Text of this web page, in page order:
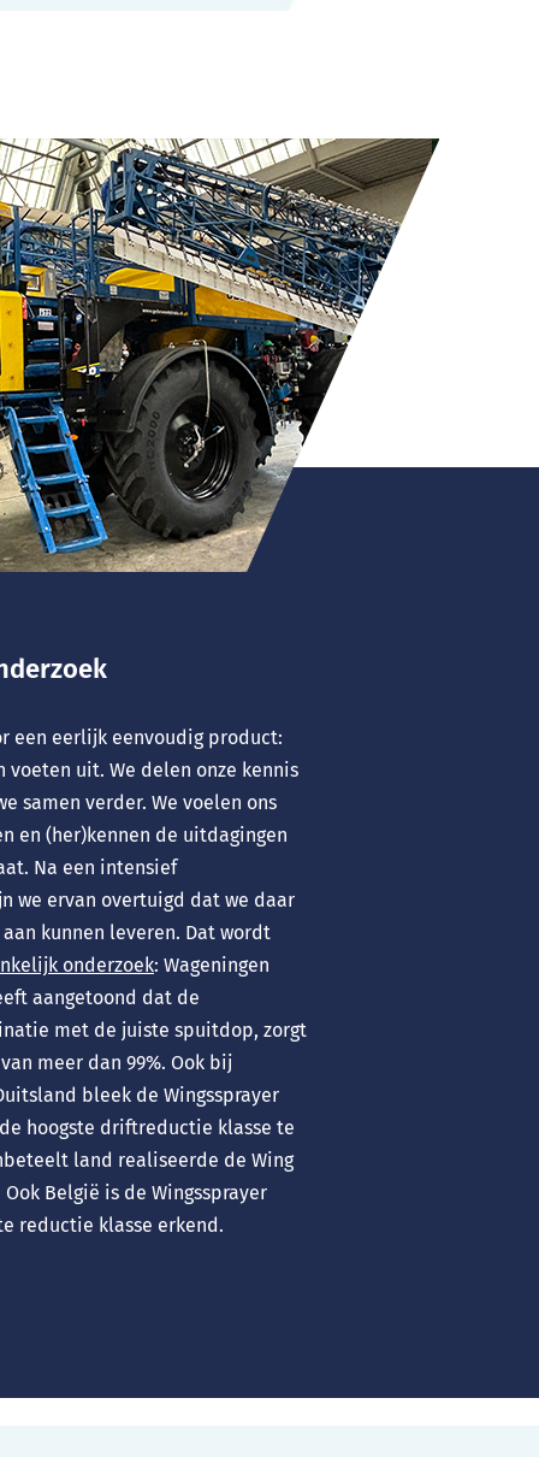
een eerlijk eenvoudig product:
voeten uit. We delen onze kennis
samen verder. We voelen ons
en (her)kennen de uitdagingen
Na een intensief
we ervan overtuigd dat we daar
kunnen leveren. Dat wordt
onderzoek: Wageningen
aangetoond dat de
met de juiste spuitdop, zorgt
meer dan 99%. Ook bij
bleek de Wingssprayer
hoogste driftreductie klasse te
land realiseerde de Wing
België is de Wingssprayer
reductie klasse erkend.